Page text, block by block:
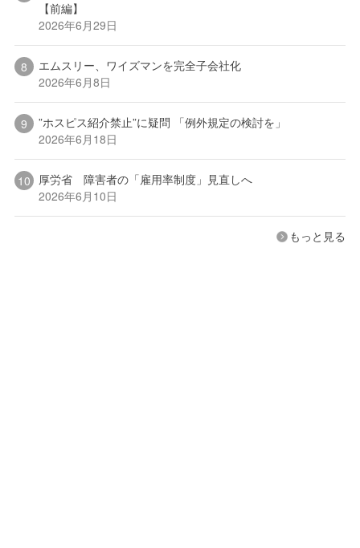
【前編】
2026年6月29日
エムスリー、ワイズマンを完全子会社化
2026年6月8日
”ホスピス紹介禁止”に疑問 「例外規定の検討を」
2026年6月18日
厚労省 障害者の「雇用率制度」見直しへ
2026年6月10日
もっと見る